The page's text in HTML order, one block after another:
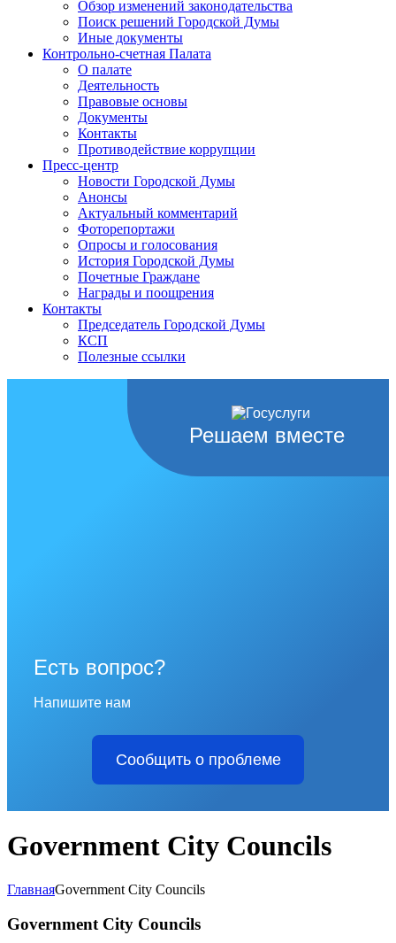
Обзор изменений законодательства
Поиск решений Городской Думы
Иные документы
Контрольно-счетная Палата
О палате
Деятельность
Правовые основы
Документы
Контакты
Противодействие коррупции
Пресс-центр
Новости Городской Думы
Анонсы
Актуальный комментарий
Фоторепортажи
Опросы и голосования
История Городской Думы
Почетные Граждане
Награды и поощрения
Контакты
Председатель Городской Думы
КСП
Полезные ссылки
Решаем вместе
Есть вопрос?
Напишите нам
Сообщить о проблеме
Government City Councils
ГлавнаяGovernment City Councils
Government City Councils